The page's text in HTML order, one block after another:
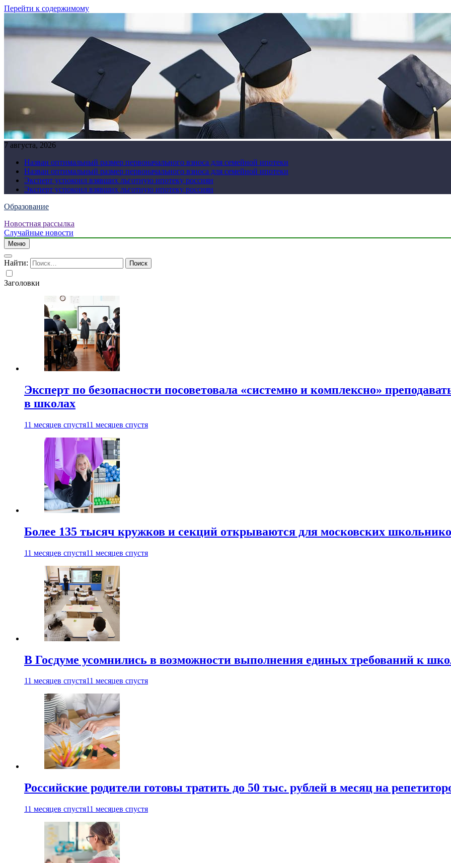
Перейти к содержимому
7 августа, 2026
Назван оптимальный размер первоначального взноса для семейной ипотеки
Назван оптимальный размер первоначального взноса для семейной ипотеки
Эксперт успокоил взявших льготную ипотеку россиян
Эксперт успокоил взявших льготную ипотеку россиян
Образование
Новостная рассылка
Случайные новости
Меню
Найти:
Заголовки
Эксперт по безопасности посоветовала «системно и комплексно»
в школах
11 месяцев спустя11 месяцев спустя
Более 135 тысяч кружков и секций открываются для московских
11 месяцев спустя11 месяцев спустя
В Госдуме усомнились в возможности выполнения единых требований к
11 месяцев спустя11 месяцев спустя
Российские родители готовы тратить до 50 тыс. рублей в месяц на
11 месяцев спустя11 месяцев спустя